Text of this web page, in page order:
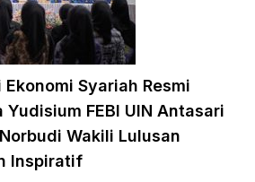
Syariah Resmi
FEBI UIN Antasari
Wakili Lulusan
Inspiratif